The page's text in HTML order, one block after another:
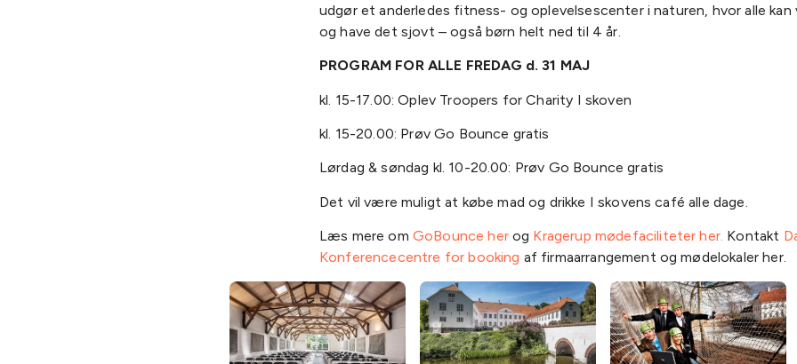
udgør et anderledes fitness- og oplevelsescenter i naturen, hvor alle
og have det sjovt – også børn helt ned til 4 år.
PROGRAM FOR ALLE FREDAG d. 31 MAJ
kl. 15-17.00: Oplev Troopers for Charity I skoven
kl. 15-20.00: Prøv Go Bounce gratis
Lørdag & søndag kl. 10-20.00: Prøv Go Bounce gratis
Det vil være muligt at købe mad og drikke I skovens café alle dage.
Læs mere om GoBounce herog Kragerup mødefaciliteter her. Kontakt
Konferencecentre for booking af firmaarrangement og mødelokaler her.